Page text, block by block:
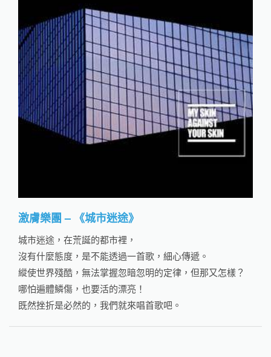
激膚樂團 – 《城市迷途》
城市迷途，在荒誕的都市裡，
沒有什麼態度，是不能透過一首歌，細心傳遞。
縱使世界殘酷，無法掌握忽暗忽明的定律，但那又怎樣？
哪怕遍體鱗傷，也要活的漂亮！
既然挫折是必然的，我們就來唱首歌吧。